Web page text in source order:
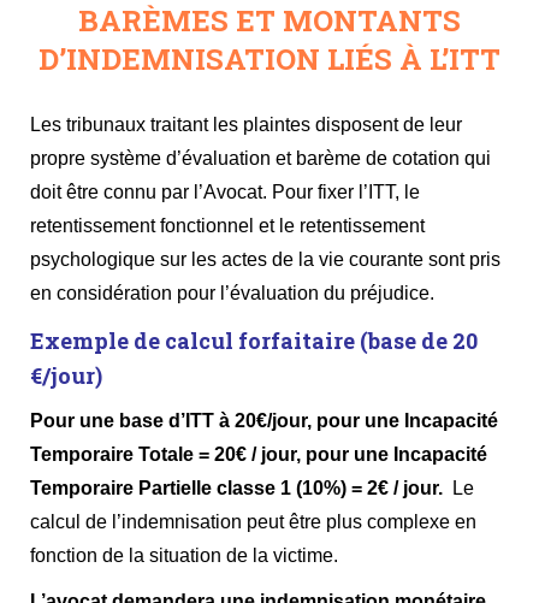
BARÈMES ET MONTANTS
D’INDEMNISATION LIÉS À L’ITT
Les tribunaux traitant les plaintes disposent de leur
propre système d’évaluation et barème de cotation qui
doit être connu par l’Avocat. Pour fixer l’ITT, le
retentissement fonctionnel et le retentissement
psychologique sur les actes de la vie courante sont pris
en considération pour l’évaluation du préjudice.
Exemple de calcul forfaitaire (base de 20
€/jour)
Pour une base d’ITT à 20€/jour, pour une Incapacité
Temporaire Totale = 20€ / jour, pour une Incapacité
Temporaire Partielle classe 1 (10%) = 2€ / jour. Le
calcul de l’indemnisation peut être plus complexe en
fonction de la situation de la victime.